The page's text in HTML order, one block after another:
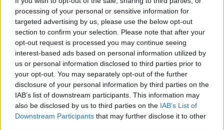
processing of your personal or sensitive information for
targeted advertising by us, please use the below opt-out
section to confirm your selection. Please note that after your
opt-out request is processed you may continue seeing
interest-based ads based on personal information utilized by
us or personal information disclosed to third parties prior to
your opt-out. You may separately opt-out of the further
disclosure of your personal information by third parties on the
IAB’s list of downstream participants. This information may
also be disclosed by us to third parties on the IAB’s List of
Downstream Participants that may further disclose it to other
Древен храм на почти 900 години
откриха под кафене за сладолед в
Полша
07.08.2026 / 16:00